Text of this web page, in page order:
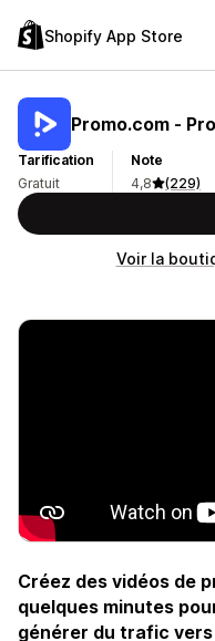
Shopify App Store
Promo.com ‑
Tarification
Gratuit
Note
4,8
(229)
Voir la
Créez des vidéos de
quelques minutes
générer du trafic